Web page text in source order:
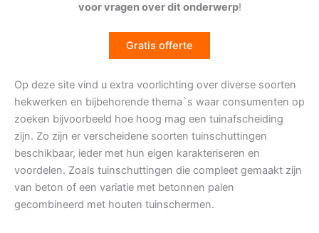
voor vragen over dit onderwerp!
Gratis offerte
Op deze site vind u extra voorlichting over diverse soorten
hekwerken en bijbehorende thema`s waar consumenten op
zoeken bijvoorbeeld hoe hoog mag een tuinafscheiding
zijn. Zo zijn er verscheidene soorten tuinschuttingen
beschikbaar, ieder met hun eigen karakteriseren en
voordelen. Zoals tuinschuttingen die compleet gemaakt zijn
van beton of een variatie met betonnen palen
gecombineerd met houten tuinschermen.